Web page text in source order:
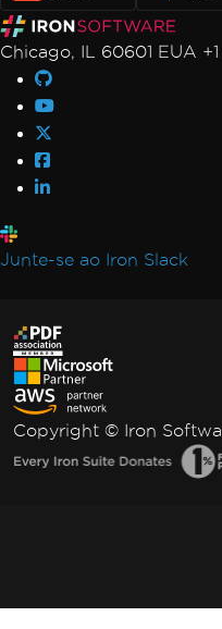
Chicago, IL 60601 EUA
Junte-se ao Iron Slack
Copyright © Iron